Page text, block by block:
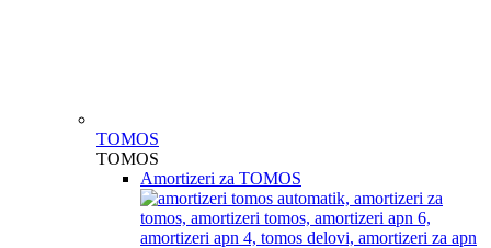
TOMOS
TOMOS
Amortizeri za TOMOS